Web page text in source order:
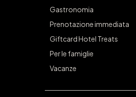
Gastronomia
Prenotazione immediata
Giftcard Hotel Treats
Per le famiglie
Vacanze